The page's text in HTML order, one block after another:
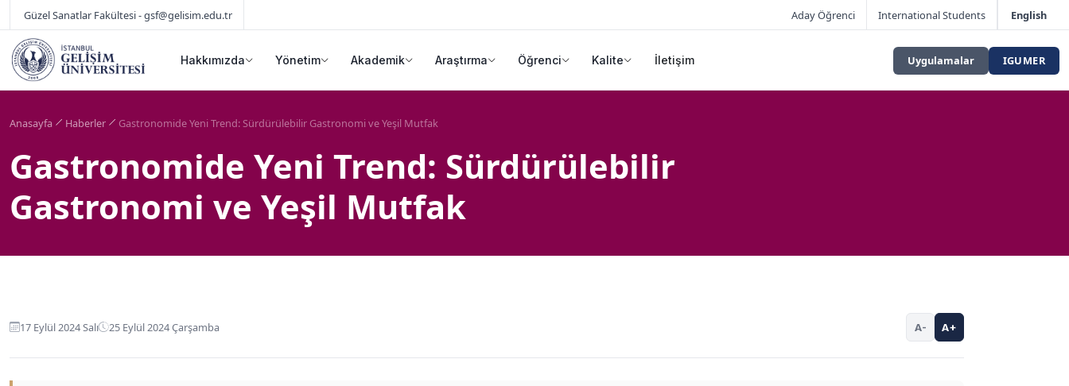
Güzel Sanatlar Fakültesi - gsf@gelisim.edu.tr Aday Öğrenci International Students English
Hakkımızda Yönetim Akademik Araştırma Öğrenci Kalite İletişim Uygulamalar IGUMER
Anasayfa Haberler Gastronomide Yeni Trend: Sürdürülebilir Gastronomi ve Yeşil Mutfak
Gastronomide Yeni Trend: Sürdürülebilir
Gastronomi ve Yeşil Mutfak
17 Eylül 2024 Salı 25 Eylül 2024 Çarşamba A- A+